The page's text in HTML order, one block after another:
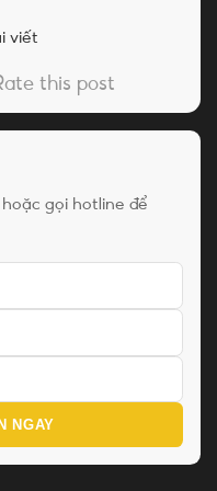
viết
this post
gọi hotline để
NGAY